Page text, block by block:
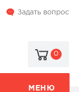
Задать вопрос
0
МЕНЮ